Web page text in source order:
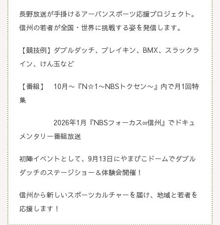
長野放送が手掛けるアーバンスポーツ応援プロジェクト。
信州の若者が全国・世界に挑戦する姿を発信します。
【競技例】ダブルダッチ、ブレイキン、BMX、スラックラ
イン、けん玉など
【番組】 10月〜『N☆1〜NBSトクセン〜』内で月1回特
集
2026年1月『NBSフォーカス∞信州』でドキュ
メンタリー番組放送
初陣イベントとして、9月13日にやまびこドームでダブル
ダッチのステージショー＆体験会開催！
信州から新しいスポーツカルチャーを届け、地域と若者を
応援します！